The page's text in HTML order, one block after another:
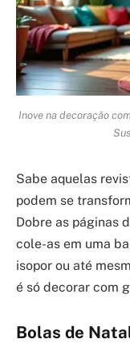
Inove na decoração
Sabe aquelas
podem se
Dobre as páginas
cole-as em uma
isopor ou até
é só decorar com
Bolas de